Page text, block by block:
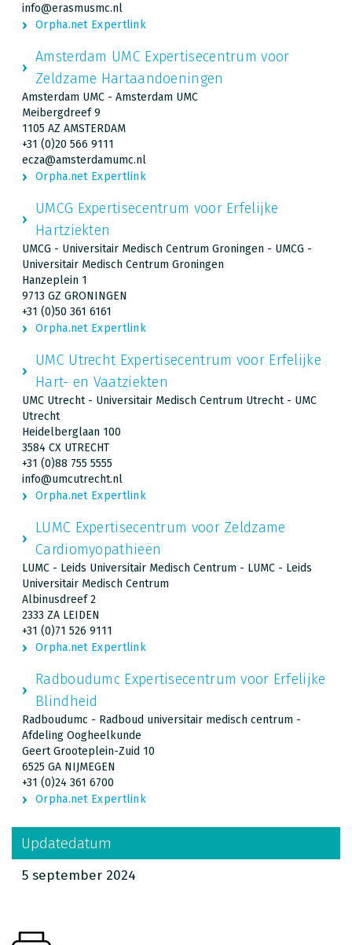
info@erasmusmc.nl
Orpha.net Expertlink
Amsterdam UMC Expertisecentrum voor
Zeldzame Hartaandoeningen
Amsterdam UMC - Amsterdam UMC
Meibergdreef 9
1105 AZ AMSTERDAM
+31 (0)20 566 9111
ecza@amsterdamumc.nl
Orpha.net Expertlink
UMCG Expertisecentrum voor Erfelijke
Hartziekten
UMCG - Universitair Medisch Centrum Groningen - UMCG -
Universitair Medisch Centrum Groningen
Hanzeplein 1
9713 GZ GRONINGEN
+31 (0)50 361 6161
Orpha.net Expertlink
UMC Utrecht Expertisecentrum voor Erfelijke
Hart- en Vaatziekten
UMC Utrecht - Universitair Medisch Centrum Utrecht - UMC
Utrecht
Heidelberglaan 100
3584 CX UTRECHT
+31 (0)88 755 5555
info@umcutrecht.nl
Orpha.net Expertlink
LUMC Expertisecentrum voor Zeldzame
Cardiomyopathieën
LUMC - Leids Universitair Medisch Centrum - LUMC - Leids
Universitair Medisch Centrum
Albinusdreef 2
2333 ZA LEIDEN
+31 (0)71 526 9111
Orpha.net Expertlink
Radboudumc Expertisecentrum voor Erfelijke
Blindheid
Radboudumc - Radboud universitair medisch centrum -
Afdeling Oogheelkunde
Geert Grooteplein-Zuid 10
6525 GA NIJMEGEN
+31 (0)24 361 6700
Orpha.net Expertlink
Updatedatum
5 september 2024